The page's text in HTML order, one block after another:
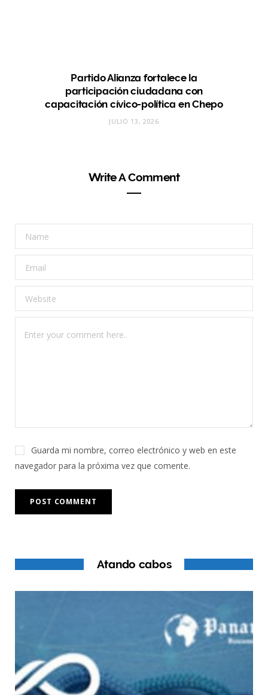
Partido Alianza fortalece la
participación ciudadana con
capacitación cívico-política en Chepo
JULIO 13, 2026
Write A Comment
Guarda mi nombre, correo electrónico y web en este
navegador para la próxima vez que comente.
Atando cabos